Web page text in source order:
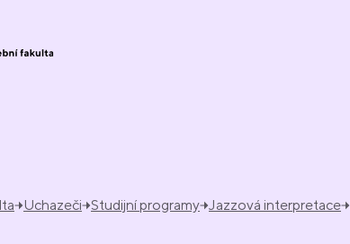
Uchazeči Studijní programy Jazzová interpretace